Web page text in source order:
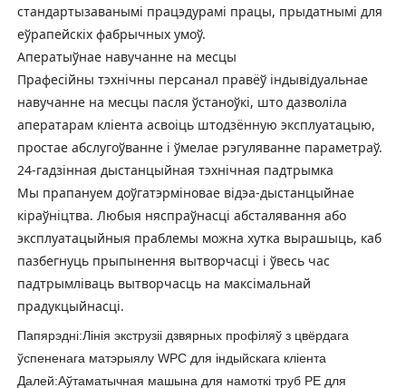
стандартызаванымі працэдурамі працы, прыдатнымі для
еўрапейскіх фабрычных умоў.
Аператыўнае навучанне на месцы
Прафесійны тэхнічны персанал правёў індывідуальнае
навучанне на месцы пасля ўстаноўкі, што дазволіла
аператарам кліента асвоіць штодзённую эксплуатацыю,
простае абслугоўванне і ўмелае рэгуляванне параметраў.
24-гадзінная дыстанцыйная тэхнічная падтрымка
Мы прапануем доўгатэрміновае відэа-дыстанцыйнае
кіраўніцтва. Любыя няспраўнасці абсталявання або
эксплуатацыйныя праблемы можна хутка вырашыць, каб
пазбегнуць прыпынення вытворчасці і ўвесь час
падтрымліваць вытворчасць на максімальнай
прадукцыйнасці.
Папярэдні:Лінія экструзіі дзвярных профіляў з цвёрдага
ўспененага матэрыялу WPC для індыйскага кліента
Далей:Аўтаматычная машына для намоткі труб PE для